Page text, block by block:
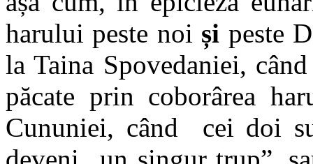
harului peste noi și peste
la Taina Spovedaniei,
păcate prin coborârea
Cununiei, când cei doi